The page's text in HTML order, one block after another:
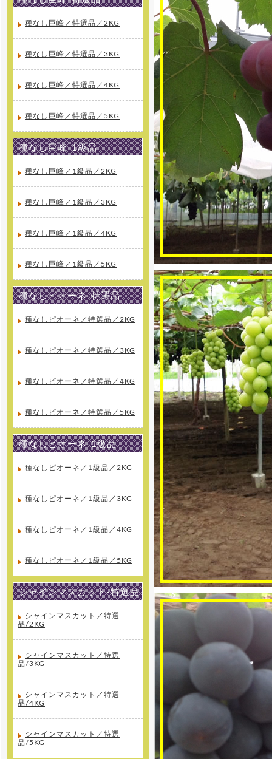
年度の夏価格適応期間がスタート
価格にてご提供しています。是非
姉妹店-さくらんぼ通販の2016
さくらんぼ佐藤錦を5月初め頃から
す。
[2015年11月20日 ]
2015年11月20日 無農薬 いちご
専門通販をオープンしました！8種
薬 いちごを詰合せを山梨産地直送
でご家庭へお届け致します。
[2015年10月31日 ]
2015年10月31日 ラ・フランス
級ラ・フランスを山形県より産地
2016年4月1日より山梨県産、絶
品種無し巨峰の専門通販 ぶどう巨
峰専門通販をオープンします！大
スカットを産地直送でご家庭へお
届け致します。
[2015年10月10日 ]
プンします！味重視の泡がでる桃
け致します。
種なし巨峰／特選品／2KG
種なし巨峰／特選品／3KG
種なし巨峰／特選品／4KG
種なし巨峰／特選品／5KG
種なし巨峰-1級品
種なし巨峰／1級品／2KG
種なし巨峰／1級品／3KG
種なし巨峰／1級品／4KG
種なし巨峰／1級品／5KG
種なしピオーネ-特選品
種なしピオーネ／特選品／2KG
種なしピオーネ／特選品／3KG
種なしピオーネ／特選品／4KG
種なしピオーネ／特選品／5KG
種なしピオーネ-1級品
種なしピオーネ／1級品／2KG
種なしピオーネ／1級品／3KG
種なしピオーネ／1級品／4KG
種なしピオーネ／1級品／5KG
シャインマスカット-特選品
シャインマスカット／特選
品/2KG
シャインマスカット／特選
品/3KG
シャインマスカット／特選
品/4KG
シャインマスカット／特選
品/5KG